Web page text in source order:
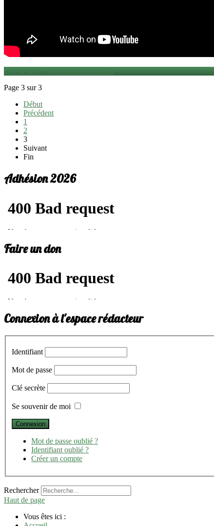
Lire la suite : Sites classés et inscrits
Page 3 sur 3
Début
Précédent
1
2
3
Suivant
Fin
Adhésion 2026
Faire un don
Connexion à l'espace rédacteur
Identifiant
Mot de passe
Clé secrète
Se souvenir de moi
Mot de passe oublié ?
Identifiant oublié ?
Créer un compte
Rechercher
Haut de page
Vous êtes ici :